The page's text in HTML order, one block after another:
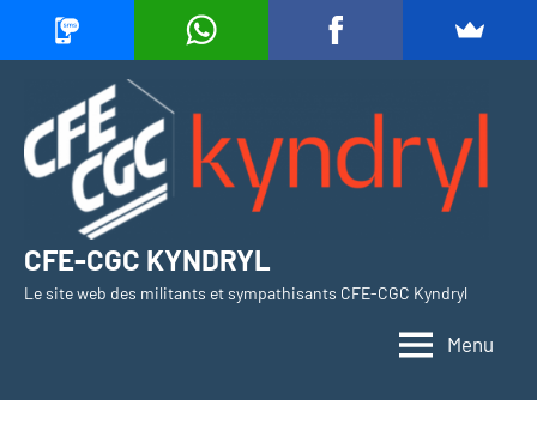
contenu
CFE-CGC KYNDRYL
Le site web des militants et sympathisants CFE-CGC Kyndryl
Menu